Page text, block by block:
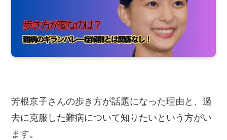
芳根京子さんの歩き方が話題になった理由と、過
去に克服した難病について知りたいという方がい
ます。